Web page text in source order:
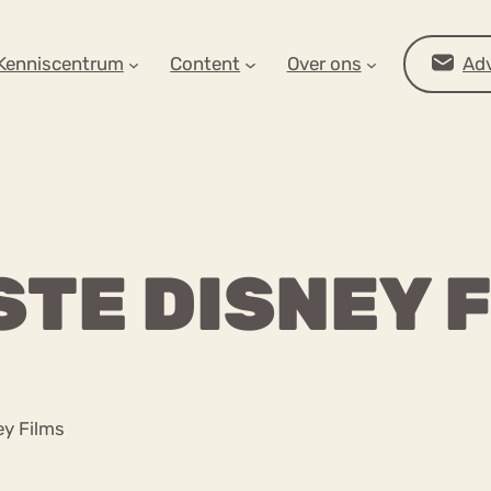
Content Over ons
DISNEY
Films
OP ZOEK?